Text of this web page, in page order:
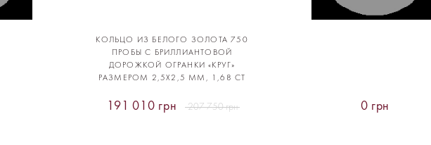
КОЛЬЦО ИЗ БЕЛОГО ЗОЛОТА 750
ПРОБЫ С БРИЛЛИАНТОВОЙ
ДОРОЖКОЙ ОГРАНКИ «КРУГ»
РАЗМЕРОМ 2,5Х2,5 ММ, 1,68 CT
191 010 грн 207 750 грн 0 грн